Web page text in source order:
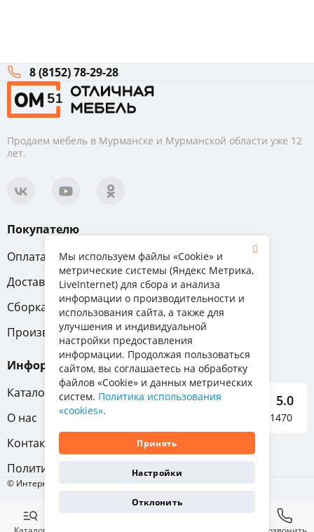
8 (8152) 78-29-28
Продаем мебель в Мурманске и Мурманской области уже 12
лет.
Покупателю
Оплата
Вопрос-ответ
Доставка
Обмен и возврат
Сборка
Гарантия
Производители
Информация
Каталог мебели
О нас
Контакты
Политика конфиденциальности
5.0
Отзывы о нас 1470
© Интернет-магазин «Отличная мебель», 2011-2026
Мы используем файлы «Cookie» и
метрические системы (Яндекс Метрика,
LiveInternet) для сбора и анализа
информации о производительности и
использования сайта, а также для
улучшения и индивидуальной
настройки предоставления
информации. Продолжая пользоваться
сайтом, вы соглашаетесь на обработку
файлов «Cookie» и данных метрических
систем. Политика использования
«cookies».
Принять
Настройки
Отклонить